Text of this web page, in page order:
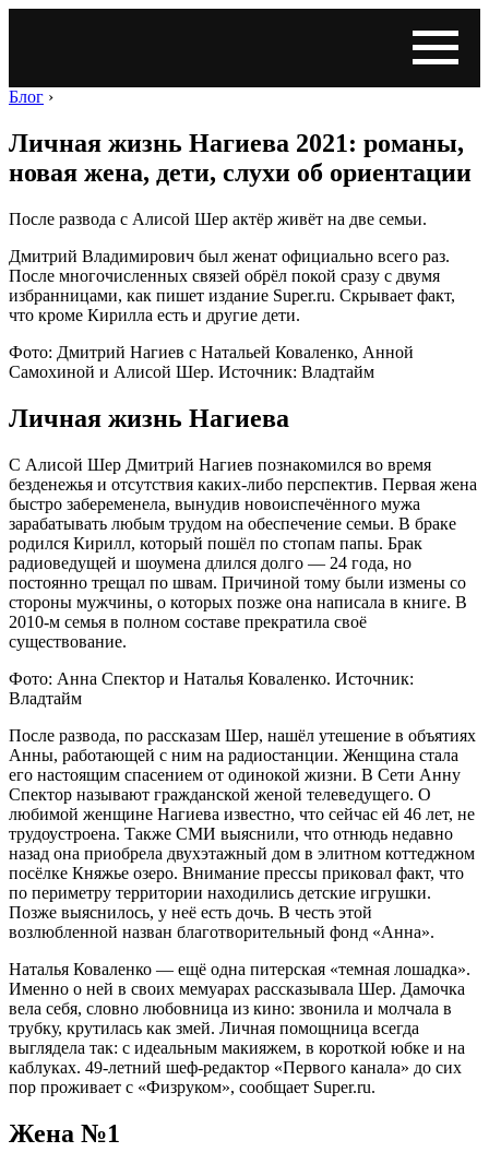
Блог ›
Личная жизнь Нагиева 2021: романы,
новая жена, дети, слухи об ориентации
После развода с Алисой Шер актёр живёт на две семьи.
Дмитрий Владимирович был женат официально всего раз.
После многочисленных связей обрёл покой сразу с двумя
избранницами, как пишет издание Super.ru. Скрывает факт,
что кроме Кирилла есть и другие дети.
Фото: Дмитрий Нагиев с Натальей Коваленко, Анной
Самохиной и Алисой Шер. Источник: Владтайм
Личная жизнь Нагиева
С Алисой Шер Дмитрий Нагиев познакомился во время
безденежья и отсутствия каких-либо перспектив. Первая жена
быстро забеременела, вынудив новоиспечённого мужа
зарабатывать любым трудом на обеспечение семьи. В браке
родился Кирилл, который пошёл по стопам папы. Брак
радиоведущей и шоумена длился долго — 24 года, но
постоянно трещал по швам. Причиной тому были измены со
стороны мужчины, о которых позже она написала в книге. В
2010-м семья в полном составе прекратила своё
существование.
Фото: Анна Спектор и Наталья Коваленко. Источник:
Владтайм
После развода, по рассказам Шер, нашёл утешение в объятиях
Анны, работающей с ним на радиостанции. Женщина стала
его настоящим спасением от одинокой жизни. В Сети Анну
Спектор называют гражданской женой телеведущего. О
любимой женщине Нагиева известно, что сейчас ей 46 лет, не
трудоустроена. Также СМИ выяснили, что отнюдь недавно
назад она приобрела двухэтажный дом в элитном коттеджном
посёлке Княжье озеро. Внимание прессы приковал факт, что
по периметру территории находились детские игрушки.
Позже выяснилось, у неё есть дочь. В честь этой
возлюбленной назван благотворительный фонд «Анна».
Наталья Коваленко — ещё одна питерская «темная лошадка».
Именно о ней в своих мемуарах рассказывала Шер. Дамочка
вела себя, словно любовница из кино: звонила и молчала в
трубку, крутилась как змей. Личная помощница всегда
выглядела так: с идеальным макияжем, в короткой юбке и на
каблуках. 49-летний шеф-редактор «Первого канала» до сих
пор проживает с «Физруком», сообщает Super.ru.
Жена №1